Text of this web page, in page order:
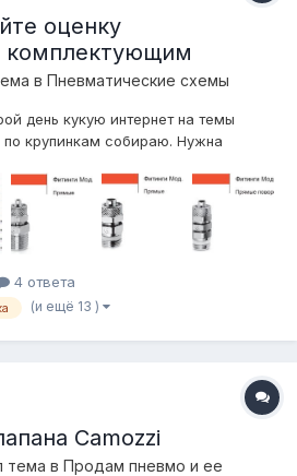
оценку
комплектующим
в Пневматические схемы
день кукую интернет на темы
крупинкам собираю. Нужна
было каждую неделю в ней
Вот вроде собрал более
4 ответа
(и ещё 13 )
Camozzi
тема в Продам пневмо и ее